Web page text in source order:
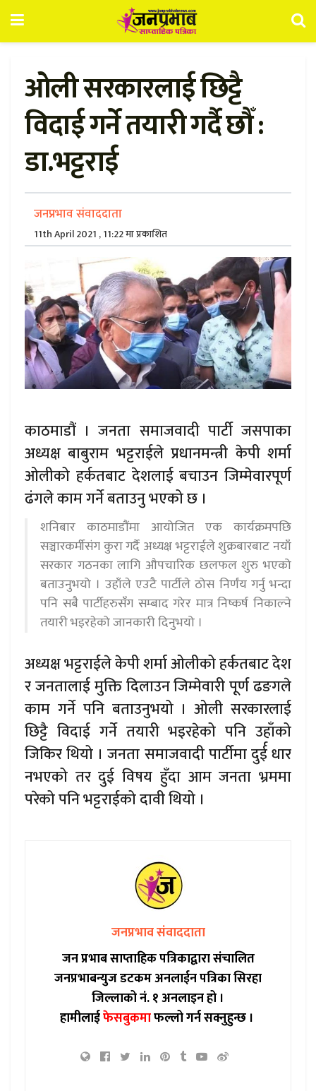
ओली सरकारलाई छिट्टै
विदाई गर्ने तयारी गर्दै छौँ :
डा.भट्टराई
जनप्रभाव संवाददाता
11th April 2021 , 11:22 मा प्रकाशित
काठमाडौं । जनता समाजवादी पार्टी जसपाका
अध्यक्ष बाबुराम भट्टराईले प्रधानमन्त्री केपी शर्मा
ओलीको हर्कतबाट देशलाई बचाउन जिम्मेवारपूर्ण
ढंगले काम गर्ने बताउनु भएको छ ।
शनिबार काठमाडौंमा आयोजित एक कार्यक्रमपछि
सञ्चारकर्मीसंग कुरा गर्दै अध्यक्ष भट्टराईले शुक्रबारबाट नयाँ
सरकार गठनका लागि औपचारिक छलफल शुरु भएको
बताउनुभयो । उहाँले एउटै पार्टीले ठोस निर्णंय गर्नु भन्दा
पनि सबै पार्टीहरुसँग सम्बाद गरेर मात्र निष्कर्ष निकाल्ने
तयारी भइरहेको जानकारी दिनुभयो ।
अध्यक्ष भट्टराईले केपी शर्मा ओलीको हर्कतबाट देश
र जनतालाई मुक्ति दिलाउन जिम्मेवारी पूर्ण ढङगले
काम गर्ने पनि बताउनुभयो । ओली सरकारलाई
छिट्टै विदाई गर्ने तयारी भइरहेको पनि उहाँको
जिकिर थियो । जनता समाजवादी पार्टीमा दुर्ई धार
नभएको तर दुई विषय हुँदा आम जनता भ्रममा
परेको पनि भट्टराईको दावी थियो ।
जनप्रभाव संवाददाता
जन प्रभाब साप्ताहिक पत्रिकाद्वारा संचालित
जनप्रभाबन्युज डटकम अनलाईन पत्रिका सिरहा
जिल्लाको नं. १ अनलाइन हो ।
हामीलाईफेसबुकमाफल्लो गर्न सक्नुहुन्छ ।